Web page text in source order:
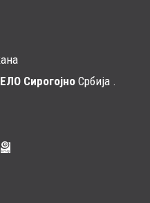
Сирогојно Србија .